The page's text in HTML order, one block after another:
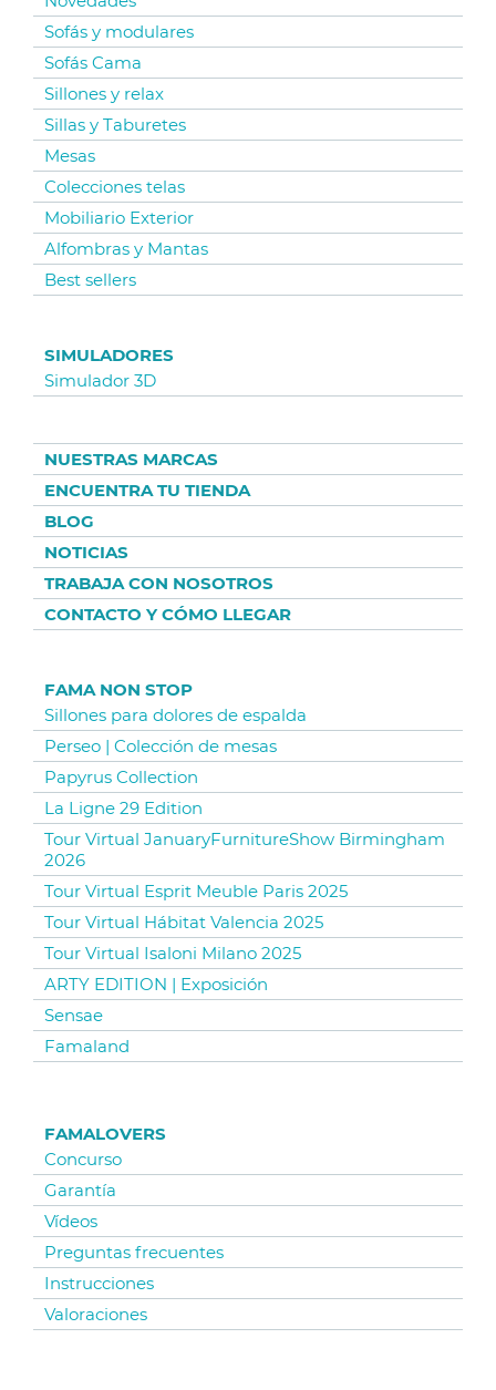
Sofás y modulares
Sofás Cama
Sillones y relax
Sillas y Taburetes
Mesas
Colecciones telas
Mobiliario Exterior
Alfombras y Mantas
Best sellers
SIMULADORES
Simulador 3D
NUESTRAS MARCAS
ENCUENTRA TU TIENDA
BLOG
NOTICIAS
TRABAJA CON NOSOTROS
CONTACTO Y CÓMO LLEGAR
FAMA NON STOP
Sillones para dolores de espalda
Perseo | Colección de mesas
Papyrus Collection
La Ligne 29 Edition
Tour Virtual JanuaryFurnitureShow Birmingham
2026
Tour Virtual Esprit Meuble Paris 2025
Tour Virtual Hábitat Valencia 2025
Tour Virtual Isaloni Milano 2025
ARTY EDITION | Exposición
Sensae
Famaland
FAMALOVERS
Concurso
Garantía
Vídeos
Preguntas frecuentes
Instrucciones
Valoraciones